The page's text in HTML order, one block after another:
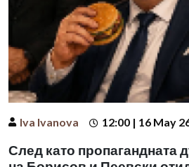
Iva Ivanova 12:00 | 16 May
След като пропагандната